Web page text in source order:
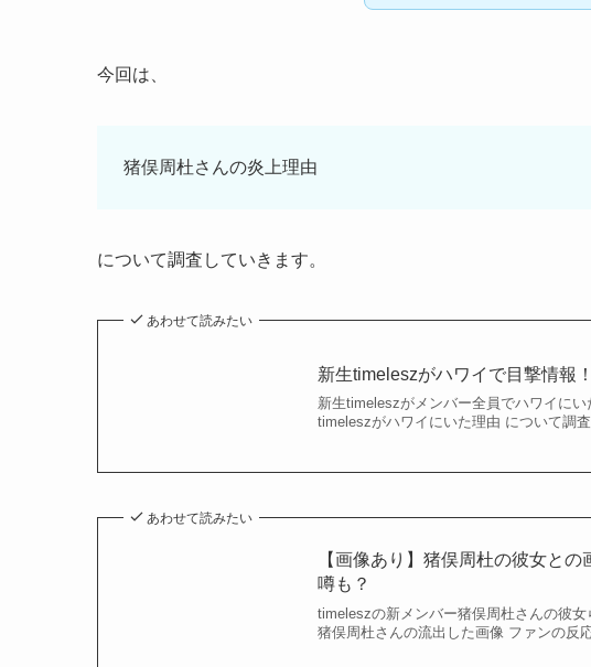
今回は、
猪俣周杜さんの炎上理由
について調査していきます。
あわせて読みたい
新生timeleszがハワイで目撃情報
新生timeleszがメンバー全員でハワイに
timeleszがハワイにいた理由 について調
あわせて読みたい
【画像あり】猪俣周杜の彼女と
噂も？
timeleszの新メンバー猪俣周杜さんの彼
猪俣周杜さんの流出した画像 ファンの反